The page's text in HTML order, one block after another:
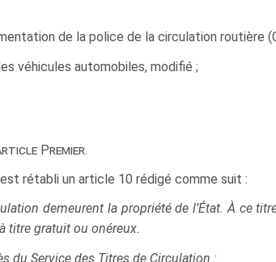
de la police de la circulation routière
véhicules automobiles, modifié ;
Premier.
est rétabli un article 10 rédigé comme suit :
demeurent la propriété de l’État. À ce
titre gratuit ou onéreux.
du Service des Titres de Circulation :